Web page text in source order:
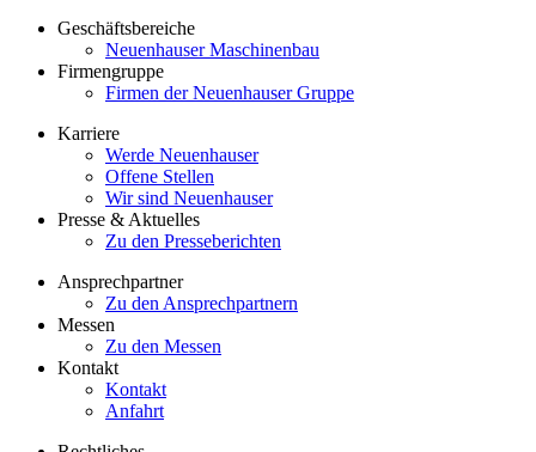
Geschäftsbereiche
Neuenhauser Maschinenbau
Firmengruppe
Firmen der Neuenhauser Gruppe
Karriere
Werde Neuenhauser
Offene Stellen
Wir sind Neuenhauser
Presse & Aktuelles
Zu den Presseberichten
Ansprechpartner
Zu den Ansprechpartnern
Messen
Zu den Messen
Kontakt
Kontakt
Anfahrt